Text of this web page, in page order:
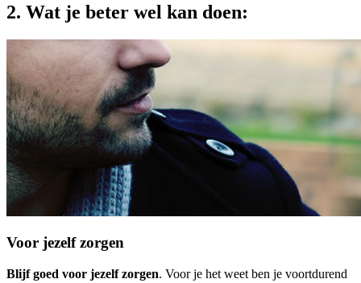
2. Wat je beter wel kan doen:
Voor jezelf zorgen
Blijf goed voor jezelf zorgen. Voor je het weet ben je voortdurend